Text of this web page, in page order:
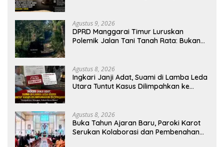
Agustus 9, 2026
DPRD Manggarai Timur Luruskan
Polemik Jalan Tani Tanah Rata: Bukan
Agustus 8, 2026
Ingkari Janji Adat, Suami di Lamba Leda
Utara Tuntut Kasus Dilimpahkan ke
Agustus 8, 2026
Buka Tahun Ajaran Baru, Paroki Karot
Serukan Kolaborasi dan Pembenahan